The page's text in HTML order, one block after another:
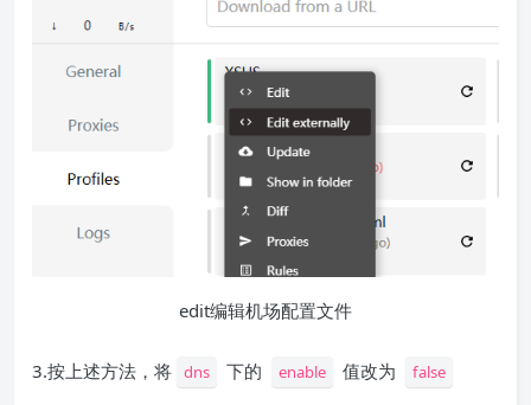
edit编辑机场配置文件
3.按上述方法，将 dns 下的 enable 值改为 false